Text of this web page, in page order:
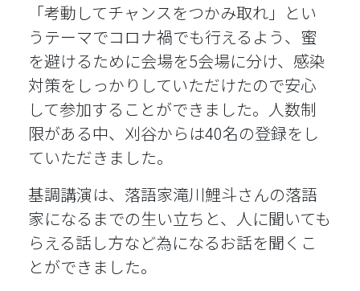
「考動してチャンスをつかみ取れ」とい
うテーマでコロナ禍でも行えるよう、蜜
を避けるために会場を5会場に分け、感染
対策をしっかりしていただけたので安心
して参加することができました。人数制
限がある中、刈谷からは40名の登録をし
ていただきました。
基調講演は、落語家滝川鯉斗さんの落語
家になるまでの生い立ちと、人に聞いても
らえる話し方など為になるお話を聞くこ
とができました。